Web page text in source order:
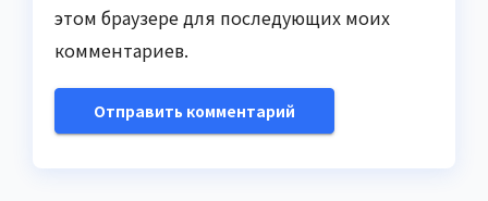
этом браузере для последующих моих
комментариев.